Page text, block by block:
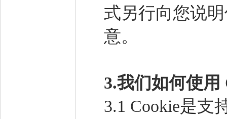
式另行向您说
意。
3.我们如何使用
3.1 Cookie是支